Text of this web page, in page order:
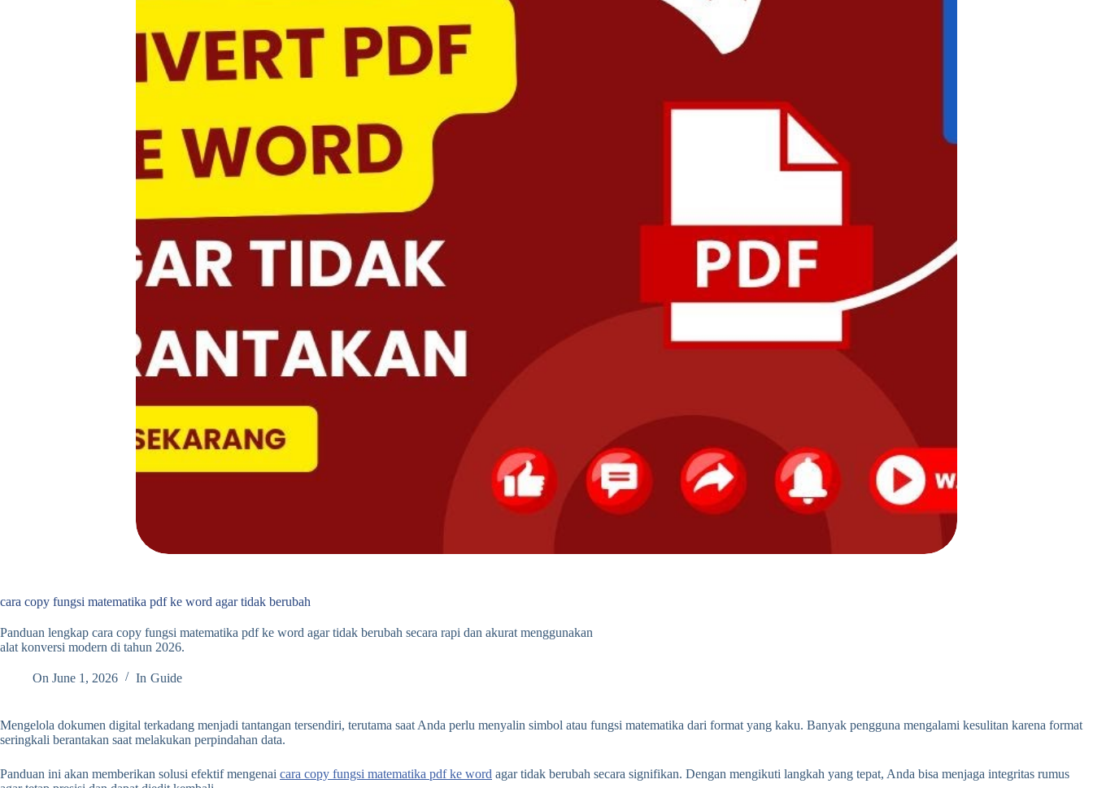
cara copy fungsi matematika pdf ke word agar tidak berubah
Panduan lengkap cara copy fungsi matematika pdf ke word agar tidak berubah secara rapi dan akurat menggunakan
alat konversi modern di tahun 2026.
On June 1, 2026 In Guide
Mengelola dokumen digital terkadang menjadi tantangan tersendiri, terutama saat Anda perlu menyalin simbol atau fungsi matematika dari format yang kaku. Banyak pengguna mengalami kesulitan karena format
seringkali berantakan saat melakukan perpindahan data.
Panduan ini akan memberikan solusi efektif mengenai cara copy fungsi matematika pdf ke word agar tidak berubah secara signifikan. Dengan mengikuti langkah yang tepat, Anda bisa menjaga integritas rumus